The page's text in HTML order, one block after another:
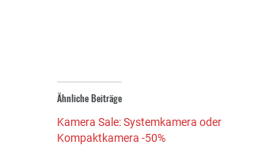
Ähnliche Beiträge
Kamera Sale: Systemkamera oder
Kompaktkamera -50%